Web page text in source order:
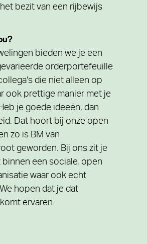
bezit van een rijbewijs
bieden we je een
orderportefeuille
die niet alleen op
ook prettige manier met je
je goede ideeën, dan
Dat hoort bij onze open
zo is BM van
geworden. Bij ons zit je
een sociale, open
waar ook echt
hopen dat je dat
ervaren.